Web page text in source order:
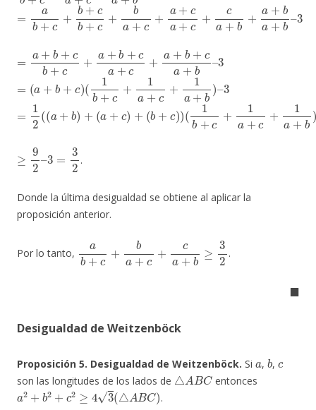
+c cb+ c+ c+ +c+ ca a+ b–
+b+ c b+c +b +ca +c+ b+c a+b –
a +c b + +1 + a+
2 ( a +( c +
+c ))
b+ c + +c a + –
2 3= 2
.
Donde la última desigualdad se obtiene al aplicar la
proposición anterior.
Por lo tanto,
b+ c+ 3
.
◼
Desigualdad de Weitzenböck
Proposición 5. Desigualdad de Weitzenböck. Si ,
b
,
son las longitudes de los lados de
△ABC
entonces
a2+b2+c2≥43(△ABC
.